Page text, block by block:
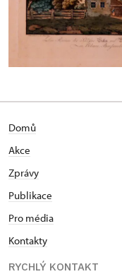
Domů
Akce
Zprávy
Publikace
Pro média
Kontakty
RYCHLÝ KONTAKT